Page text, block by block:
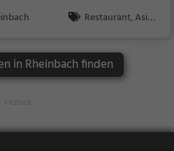
Restaurant, Asiati
ittagessen, Abendess
en, Süd-Ost Asiatisch,
Vegetarisch
in Rheinbach finden